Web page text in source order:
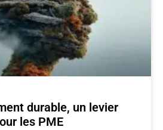
durable, un levier
les PME